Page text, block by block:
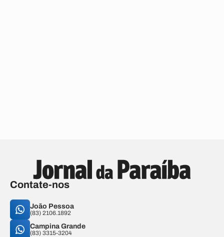
Contate-nos
João Pessoa
(83) 2106.1892
Campina Grande
(83) 3315-3204